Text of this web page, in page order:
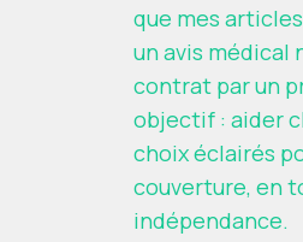
que mes
un avis médical
contrat par un
objectif : aider
choix éclairés
couverture, en
indépendance.